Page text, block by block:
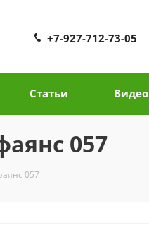
+7-927-712-73-05
Cтатьи Видео
057
057